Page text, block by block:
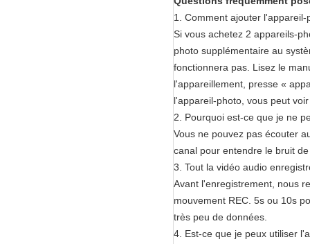
1. Comment ajouter
Si vous achetez 2 appareils-
photo supplémentaire au
fonctionnera pas. Lisez le
l'appareillement, presse «
l'appareil-photo, vous peut
2. Pourquoi est-ce que je ne
Vous ne pouvez pas écouter
canal pour entendre le bruit
3. Tout la vidéo audio
Avant l'enregistrement, nous
mouvement REC. 5s ou 10s
très peu de données.
4. Est-ce que je peux utiliser